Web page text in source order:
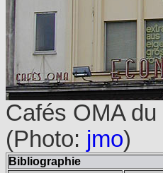
Cafés OMA du
(Photo: jmo)
Bibliographie